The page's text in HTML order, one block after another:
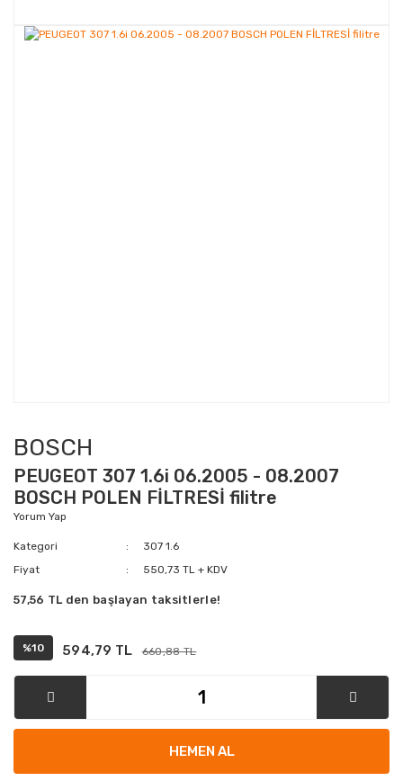
BOSCH
PEUGEOT 307 1.6i 06.2005 - 08.2007
BOSCH POLEN FİLTRESİ filitre
Yorum Yap
Kategori
307 1.6
Fiyat
550,73 TL + KDV
57,56 TL den başlayan taksitlerle!
%10 594,79 TL 660,88 TL
HEMEN AL